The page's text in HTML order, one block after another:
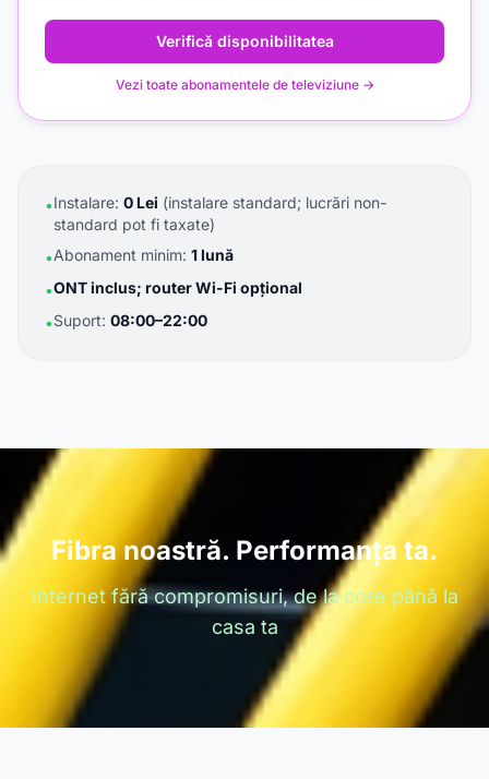
Verifică disponibilitatea
Vezi toate abonamentele de televiziune →
•Instalare: 0 Lei (instalare standard; lucrări non-
standard pot fi taxate)
•Abonament minim: 1 lună
•ONT inclus; router Wi-Fi opțional
•Suport: 08:00–22:00
Fibra noastră. Performanța ta.
Internet fără compromisuri, de la core până la
casa ta